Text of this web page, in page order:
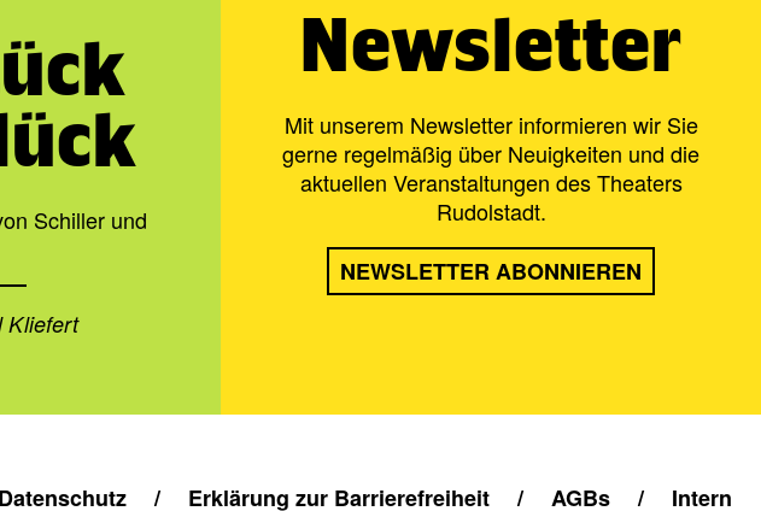
Schiller und
Kliefert
Newsletter
Mit unserem Newsletter informieren wir Sie
gerne regelmäßig über Neuigkeiten und die
aktuellen Veranstaltungen des Theaters
Rudolstadt.
NEWSLETTER ABONNIEREN
Datenschutz / Erklärung zur Barrierefreiheit / AGBs / Intern